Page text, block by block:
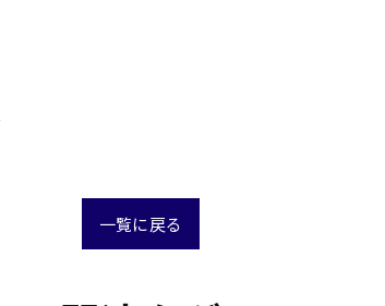
一覧に戻る